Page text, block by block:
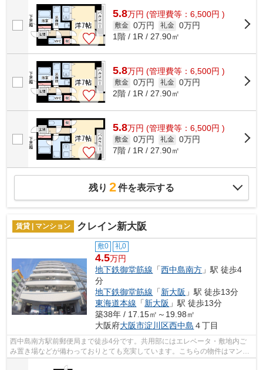
5.8万円 (管理費等：6,500円 )
敷金 0万円 礼金 0万円
1階 / 1R / 27.90㎡
5.8万円 (管理費等：6,500円 )
敷金 0万円 礼金 0万円
2階 / 1R / 27.90㎡
5.8万円 (管理費等：6,500円 )
敷金 0万円 礼金 0万円
7階 / 1R / 27.90㎡
残り 2件を表示する
賃貸 | マンション クレイン新大阪
敷0 礼0
4.5万円
地下鉄御堂筋線 「西中島南方 」駅 徒歩4
分
地下鉄御堂筋線 「新大阪 」駅 徒歩13分
東海道本線 「新大阪 」駅 徒歩13分
築38年 / 17.15㎡～19.98㎡
大阪府大阪市淀川区西中島 ４丁目
西中島南方駅前郵便局まで徒歩4分です。共用部にはエレベータ・敷地内ご
み置き場などが備わっておりとても充実しています。こちらの物件はマンシ